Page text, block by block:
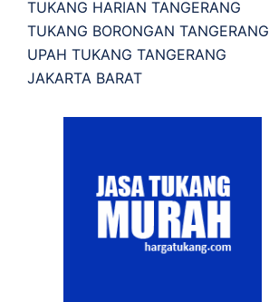
TUKANG HARIAN TANGERANG
TUKANG BORONGAN TANGERANG
UPAH TUKANG TANGERANG
JAKARTA BARAT